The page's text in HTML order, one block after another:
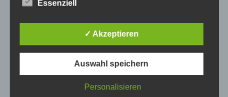
Training und Coaching
NEUESTE BEITRÄGE
Informationen, die sich auf eine identifizierte
Essenziell
✓ Akzeptieren
Auswahl speichern
Personalisieren